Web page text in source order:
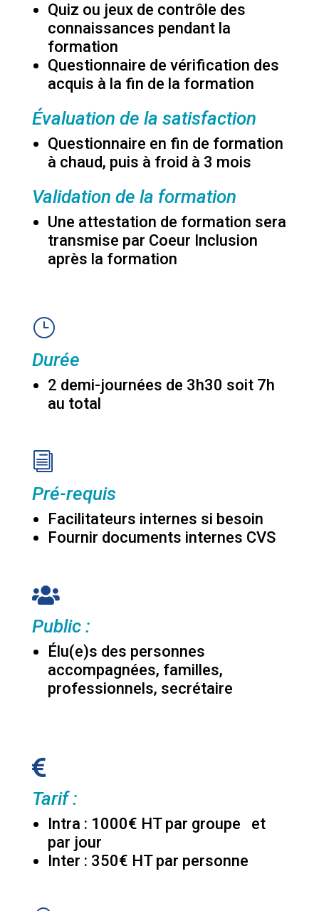
Quiz ou jeux de contrôle des
connaissances pendant la
formation
Questionnaire de vérification des
acquis à la fin de la formation
Évaluation de la satisfaction
Questionnaire en fin de formation
à chaud, puis à froid à 3 mois
Validation de la formation
Une attestation de formation sera
transmise par Coeur Inclusion
après la formation
}
Durée
2 demi-journées de 3h30 soit 7h
au total
i
Pré-requis
Facilitateurs internes si besoin
Fournir documents internes CVS

Public :
Élu(e)s des personnes
accompagnées, familles,
professionnels, secrétaire

Tarif :
Intra : 1000€ HT par groupe et
par jour
Inter : 350€ HT par personne